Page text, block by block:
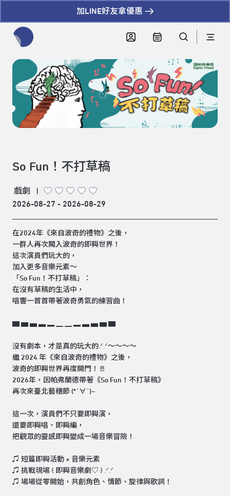
加LINE好友拿優惠
So Fun！不打草稿
戲劇
|
2026-08-27 - 2026-08-29
在2024年《來自波奇的禮物》之後，
一群人再次闖入波奇的即興世界！
這次演員們玩大的，
加入更多音樂元素～
「So Fun！不打草稿」：
在沒有草稿的生活中，
唱響一首首帶著波奇勇氣的練習曲！
▆ ▅ ▄ ▃ ▂ ▁ ▁ ▂ ▃ ▄ ▅ ▆
沒有劇本，才是真的玩大的.ᐟ.ᐟ～～～～
繼 2024 年《來自波奇的禮物》之後，
波奇的即興世界再度開門！🚪
2026年，因帕弗蘭德帶著《So Fun！不打草稿》
再次來臺北藝穗節 (*´∀`)~
這一次，演員們不只要即興演，
還要即興唱、即興編，
把觀眾的靈感即興變成一場音樂冒險！
♫ 短篇即興活動 × 音樂元素
♫ 挑戰現場 ꒰ 即興音樂劇♡ ꒱ .ᐟ.ᐟ
♫ 場場從零開始，共創角色、情節、旋律與歌詞！